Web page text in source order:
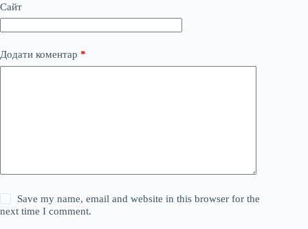
Сайт
Додати коментар *
Save my name, email and website in this browser for the
next time I comment.